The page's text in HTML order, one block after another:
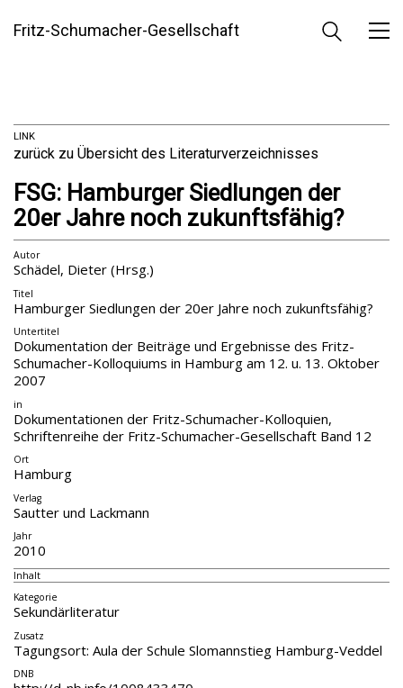
Fritz-Schumacher-Gesellschaft
LINK
zurück zu Übersicht des Literaturverzeichnisses
FSG: Hamburger Siedlungen der
20er Jahre noch zukunftsfähig?
Autor
Schädel, Dieter (Hrsg.)
Titel
Hamburger Siedlungen der 20er Jahre noch zukunftsfähig?
Untertitel
Dokumentation der Beiträge und Ergebnisse des Fritz-
Schumacher-Kolloquiums in Hamburg am 12. u. 13. Oktober
2007
in
Dokumentationen der Fritz-Schumacher-Kolloquien,
Schriftenreihe der Fritz-Schumacher-Gesellschaft Band 12
Ort
Hamburg
Verlag
Sautter und Lackmann
Jahr
2010
Inhalt
Kategorie
Sekundärliteratur
Zusatz
Tagungsort: Aula der Schule Slomannstieg Hamburg-Veddel
DNB